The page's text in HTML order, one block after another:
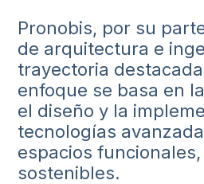
Pronobis, por su
de arquitectura e
trayectoria
enfoque se basa en
el diseño y la
tecnologías
espacios
sostenibles.